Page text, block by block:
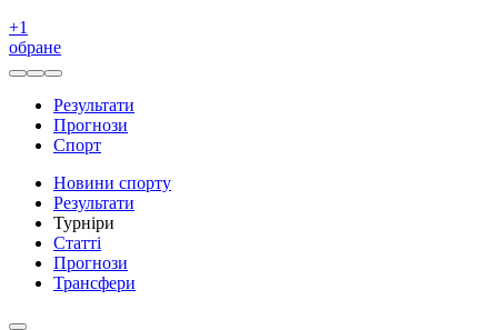
+1
обране
Результати
Прогнози
Спорт
Новини спорту
Результати
Турніри
Статті
Прогнози
Трансфери